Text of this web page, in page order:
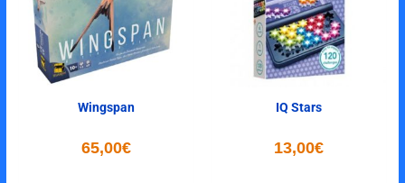
Wingspan
65,00€
IQ Stars
13,00€